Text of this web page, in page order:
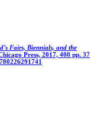
Fairs, Biennials, and the
Press, 2017, 400 pp. 37